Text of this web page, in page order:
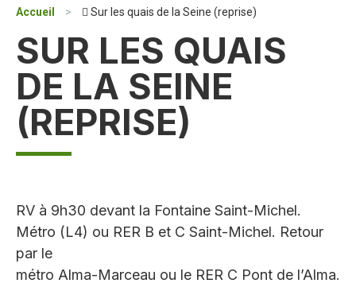
Accueil >  Sur les quais de la Seine (reprise)
SUR LES QUAIS
DE LA SEINE
(REPRISE)
RV à 9h30 devant la Fontaine Saint-Michel.
Métro (L4) ou RER B et C Saint-Michel. Retour
par le
métro Alma-Marceau ou le RER C Pont de l’Alma.